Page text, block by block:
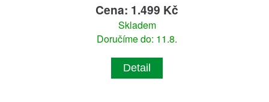
Cena: 1.499 Kč
Skladem
Doručíme do: 11.8.
Detail